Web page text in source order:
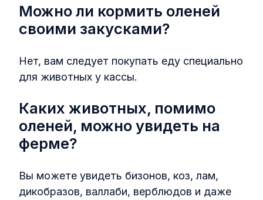
Можно ли кормить оленей
своими закусками?
Нет, вам следует покупать еду специально
для животных у кассы.
Каких животных, помимо
оленей, можно увидеть на
ферме?
Вы можете увидеть бизонов, коз, лам,
дикобразов, валлаби, верблюдов и даже